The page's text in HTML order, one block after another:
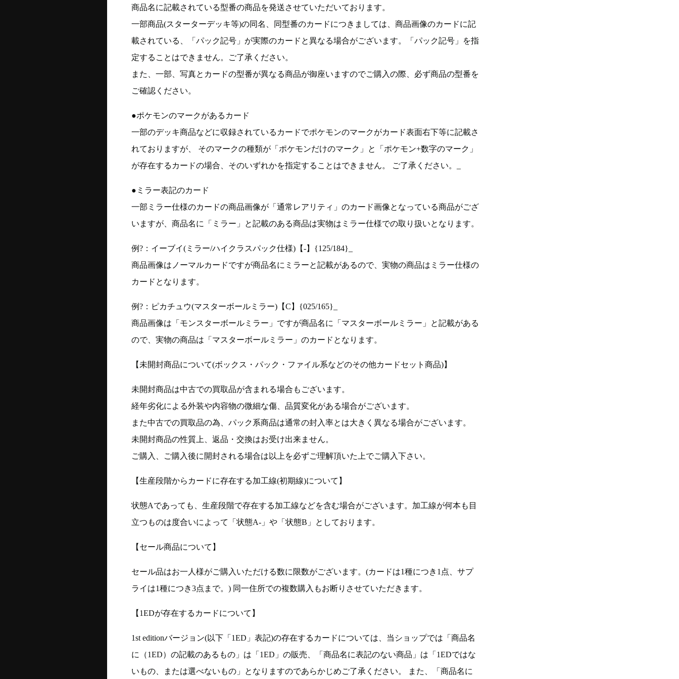
商品名に記載されている型番の商品を発送させていただいております。
一部商品(スターターデッキ等)の同名、同型番のカードにつきましては、商品画像のカードに記
載されている、「パック記号」が実際のカードと異なる場合がございます。「パック記号」を指
定することはできません。ご了承ください。
また、一部、写真とカードの型番が異なる商品が御座いますのでご購入の際、必ず商品の型番を
ご確認ください。
●ポケモンのマークがあるカード
一部のデッキ商品などに収録されているカードでポケモンのマークがカード表面右下等に記載さ
れておりますが、 そのマークの種類が「ポケモンだけのマーク」と「ポケモン+数字のマーク」
が存在するカードの場合、そのいずれかを指定することはできません。 ご了承ください。_
●ミラー表記のカード
一部ミラー仕様のカードの商品画像が「通常レアリティ」のカード画像となっている商品がござ
いますが、商品名に「ミラー」と記載のある商品は実物はミラー仕様での取り扱いとなります。
例?：イーブイ(ミラー/ハイクラスパック仕様)【-】{125/184}_
商品画像はノーマルカードですが商品名にミラーと記載があるので、実物の商品はミラー仕様の
カードとなります。
例?：ピカチュウ(マスターボールミラー)【C】{025/165}_
商品画像は「モンスターボールミラー」ですが商品名に「マスターボールミラー」と記載がある
ので、実物の商品は「マスターボールミラー」のカードとなります。
【未開封商品について(ボックス・パック・ファイル系などのその他カードセット商品)】
未開封商品は中古での買取品が含まれる場合もございます。
経年劣化による外装や内容物の微細な傷、品質変化がある場合がございます。
また中古での買取品の為、パック系商品は通常の封入率とは大きく異なる場合がございます。
未開封商品の性質上、返品・交換はお受け出来ません。
ご購入、ご購入後に開封される場合は以上を必ずご理解頂いた上でご購入下さい。
【生産段階からカードに存在する加工線(初期線)について】
状態Aであっても、生産段階で存在する加工線などを含む場合がございます。加工線が何本も目
立つものは度合いによって「状態A-」や「状態B」としております。
【セール商品について】
セール品はお一人様がご購入いただける数に限数がございます。(カードは1種につき1点、サプ
ライは1種につき3点まで。) 同一住所での複数購入もお断りさせていただきます。
【1EDが存在するカードについて】
1st editionバージョン(以下「1ED」表記)の存在するカードについては、当ショップでは「商品名
に（1ED）の記載のあるもの」は「1ED」の販売、「商品名に表記のない商品」は「1EDではな
いもの、または選べないもの」となりますのであらかじめご了承ください。 また、「商品名に